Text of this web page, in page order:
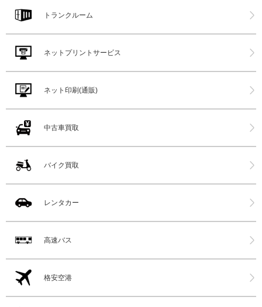
トランクルーム
ネットプリントサービス
ネット印刷(通販)
中古車買取
バイク買取
レンタカー
高速バス
格安空港